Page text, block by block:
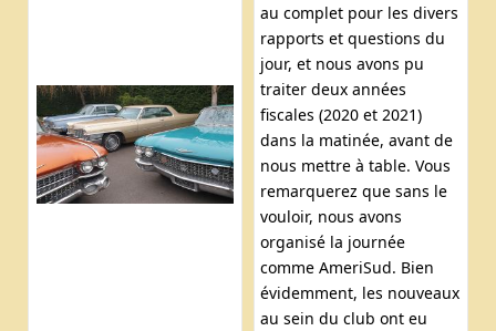
au complet pour les divers
rapports et questions du
jour, et nous avons pu
traiter deux années
fiscales (2020 et 2021)
dans la matinée, avant de
nous mettre à table. Vous
remarquerez que sans le
vouloir, nous avons
organisé la journée
comme AmeriSud. Bien
évidemment, les nouveaux
au sein du club ont eu